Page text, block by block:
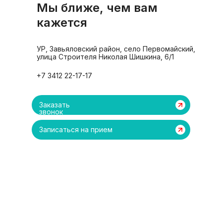
+7 3412 22-17-17
УР, Завьяловский район, село Первомайский,
улица Строителя Николая Шишкина, 6/1
Мы ближе, чем вам
кажется
Записаться на прием
Заказать
звонок